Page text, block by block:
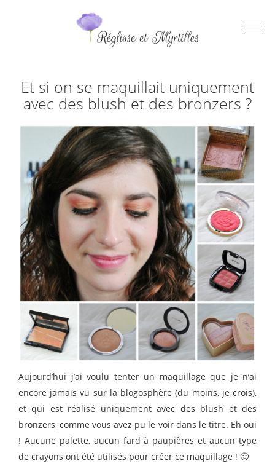
Et si on se maquillait uniquement
avec des blush et des bronzers ?
Aujourd’hui j’ai voulu tenter un maquillage que je n’ai
encore jamais vu sur la blogosphère (du moins, je crois),
et qui est réalisé uniquement avec des blush et des
bronzers, comme vous avez pu le voir dans le titre. Eh oui
! Aucune palette, aucun fard à paupières et aucun type
de crayons ont été utilisés pour créer ce maquillage ! 🙂